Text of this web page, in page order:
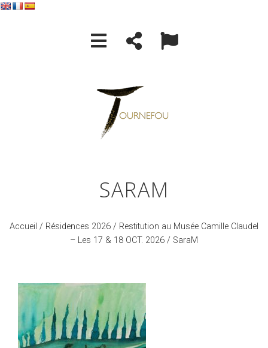
SARAM
Accueil / Résidences 2026 / Restitution au Musée Camille Claudel
– Les 17 & 18 OCT. 2026 / SaraM